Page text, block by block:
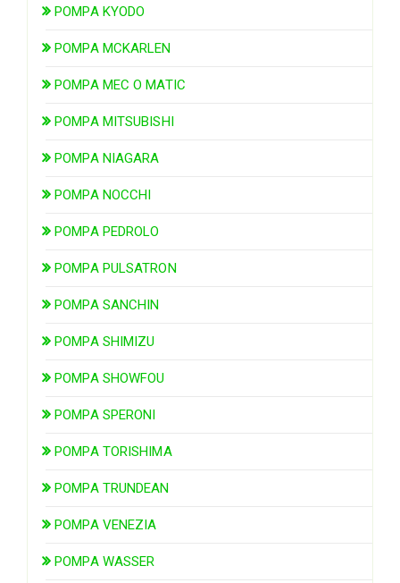
POMPA KYODO
POMPA MCKARLEN
POMPA MEC O MATIC
POMPA MITSUBISHI
POMPA NIAGARA
POMPA NOCCHI
POMPA PEDROLO
POMPA PULSATRON
POMPA SANCHIN
POMPA SHIMIZU
POMPA SHOWFOU
POMPA SPERONI
POMPA TORISHIMA
POMPA TRUNDEAN
POMPA VENEZIA
POMPA WASSER